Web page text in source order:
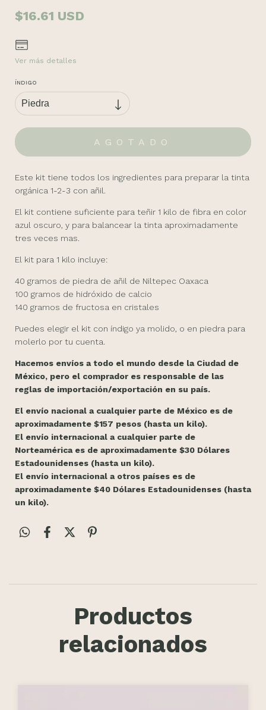
$16.61 USD
Ver más detalles
ÍNDIGO
Este kit tiene todos los ingredientes para preparar la tinta
orgánica 1-2-3 con añil.
El kit contiene suficiente para teñir 1 kilo de fibra en color
azul oscuro, y para balancear la tinta aproximadamente
tres veces mas.
El kit para 1 kilo incluye:
40 gramos de piedra de añil de Niltepec Oaxaca
100 gramos de hidróxido de calcio
140 gramos de fructosa en cristales
Puedes elegir el kit con índigo ya molido, o en piedra para
molerlo por tu cuenta.
Hacemos envíos a todo el mundo desde la Ciudad de
México, pero el comprador es responsable de las
reglas de importación/exportación en su país.
El envío nacional a cualquier parte de México es de
aproximadamente $157 pesos (hasta un kilo).
El envío internacional a cualquier parte de
Norteamérica es de aproximadamente $30 Dólares
Estadounidenses (hasta un kilo).
El envío internacional a otros países es de
aproximadamente $40 Dólares Estadounidenses (hasta
un kilo).
Productos
relacionados